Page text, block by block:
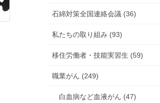
石綿対策全国連絡会議 (36)
私たちの取り組み (93)
移住労働者・技能実習生 (59)
職業がん (249)
白血病など血液がん (47)